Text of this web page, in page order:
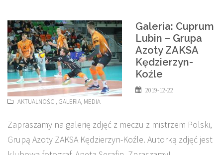
Galeria: Cuprum
Lubin – Grupa
Azoty ZAKSA
Kędzierzyn-
Koźle
2019-12-22
AKTUALNOŚCI, GALERIA, MEDIA
Zapraszamy na galerię zdjęć z meczu z mistrzem Polski,
Grupą Azoty ZAKSA Kędzierzyn-Koźle. Autorką zdjęć jest